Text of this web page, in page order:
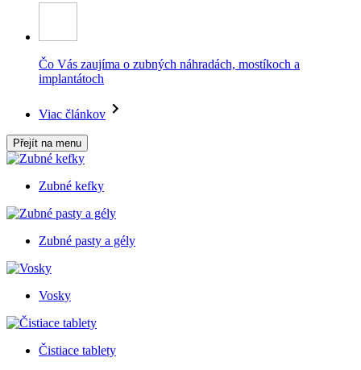
Čo Vás zaujíma o zubných náhradách, mostíkoch a
implantátoch
Viac článkov
Přejít na menu
Zubné kefky
Zubné pasty a gély
Vosky
Čistiace tablety